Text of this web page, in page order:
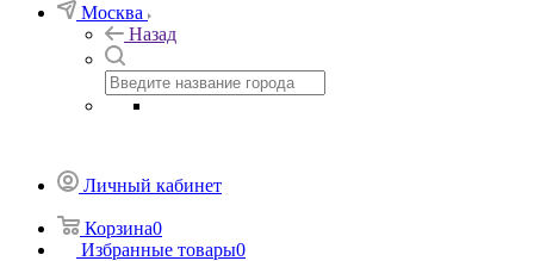
Москва
Назад
Личный кабинет
Корзина0
Избранные товары0